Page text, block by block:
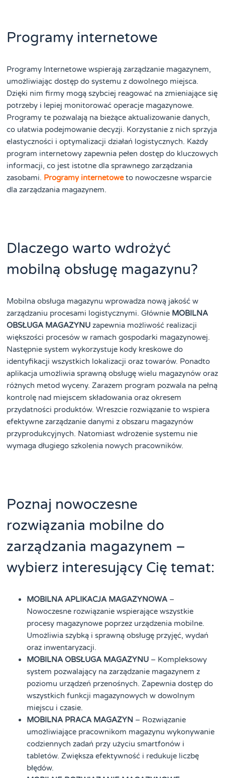
Programy internetowe
Programy Internetowe wspierają zarządzanie magazynem,
umożliwiając dostęp do systemu z dowolnego miejsca.
Dzięki nim firmy mogą szybciej reagować na zmieniające się
potrzeby i lepiej monitorować operacje magazynowe.
Programy te pozwalają na bieżące aktualizowanie danych,
co ułatwia podejmowanie decyzji. Korzystanie z nich sprzyja
elastyczności i optymalizacji działań logistycznych. Każdy
program internetowy zapewnia pełen dostęp do kluczowych
informacji, co jest istotne dla sprawnego zarządzania
zasobami. Programy internetoweto nowoczesne wsparcie
dla zarządzania magazynem.
Dlaczego warto wdrożyć
mobilną obsługę magazynu?
Mobilna obsługa magazynu wprowadza nową jakość w
zarządzaniu procesami logistycznymi. Głównie MOBILNA
OBSŁUGA MAGAZYNU zapewnia możliwość realizacji
większości procesów w ramach gospodarki magazynowej.
Następnie system wykorzystuje kody kreskowe do
identyfikacji wszystkich lokalizacji oraz towarów. Ponadto
aplikacja umożliwia sprawną obsługę wielu magazynów oraz
różnych metod wyceny. Zarazem program pozwala na pełną
kontrolę nad miejscem składowania oraz okresem
przydatności produktów. Wreszcie rozwiązanie to wspiera
efektywne zarządzanie danymi z obszaru magazynów
przyprodukcyjnych. Natomiast wdrożenie systemu nie
wymaga długiego szkolenia nowych pracowników.
Poznaj nowoczesne
rozwiązania mobilne do
zarządzania magazynem –
wybierz interesujący Cię temat:
MOBILNA APLIKACJA MAGAZYNOWA –
Nowoczesne rozwiązanie wspierające wszystkie
procesy magazynowe poprzez urządzenia mobilne.
Umożliwia szybką i sprawną obsługę przyjęć, wydań
oraz inwentaryzacji.
MOBILNA OBSŁUGA MAGAZYNU – Kompleksowy
system pozwalający na zarządzanie magazynem z
poziomu urządzeń przenośnych. Zapewnia dostęp do
wszystkich funkcji magazynowych w dowolnym
miejscu i czasie.
MOBILNA PRACA MAGAZYN – Rozwiązanie
umożliwiające pracownikom magazynu wykonywanie
codziennych zadań przy użyciu smartfonów i
tabletów. Zwiększa efektywność i redukuje liczbę
błędów.